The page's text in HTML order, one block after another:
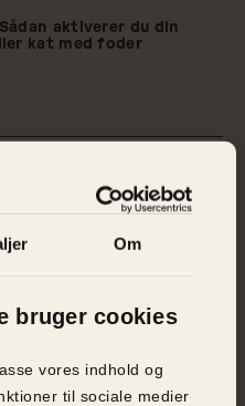
Om
bruger cookies
vores indhold og
til sociale medier
aktiverer du din
kat med foder